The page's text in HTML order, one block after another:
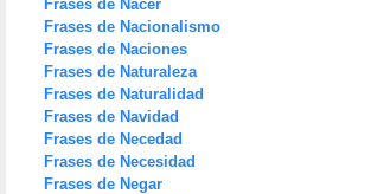
Frases de Nacer
Frases de Nacionalismo
Frases de Naciones
Frases de Naturaleza
Frases de Naturalidad
Frases de Navidad
Frases de Necedad
Frases de Necesidad
Frases de Negar